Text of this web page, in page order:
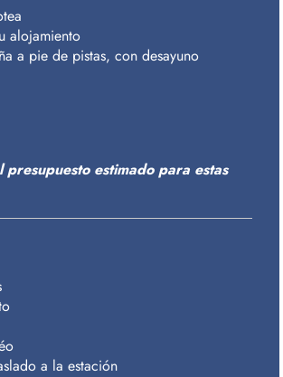
alojamiento
a pie de pistas, con desayuno
estimado para estas
a la estación